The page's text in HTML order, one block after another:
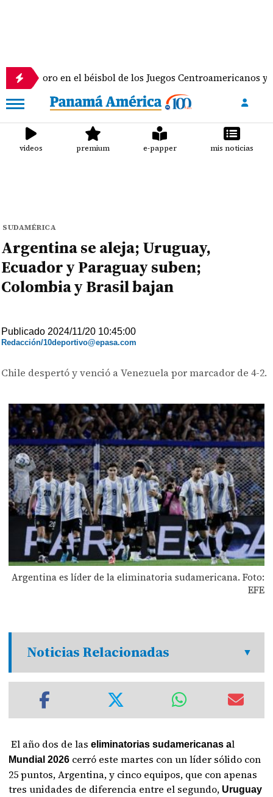
en el béisbol de los Juegos Centroamericanos y del
videos premium e-papper mis noticias
SUDAMÉRICA
Argentina se aleja; Uruguay,
Ecuador y Paraguay suben;
Colombia y Brasil bajan
Publicado 2024/11/20 10:45:00
Redacción/10deportivo@epasa.com
Chile despertó y venció a Venezuela por marcador de 4-2.
Argentina es líder de la eliminatoria sudamericana. Foto:
EFE
Noticias Relacionadas
El año dos de laseliminatorias sudamericanas al
Mundial 2026 cerró este martes con un líder sólido con
25 puntos, Argentina, y cinco equipos, que con apenas
tres unidades de diferencia entre el segundo, Uruguay